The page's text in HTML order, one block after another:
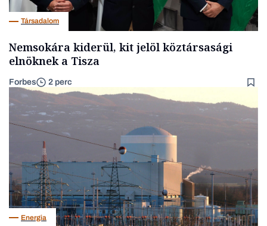
Társadalom
Nemsokára kiderül, kit jelöl köztársasági
elnöknek a Tisza
Forbes 2 perc
Energia